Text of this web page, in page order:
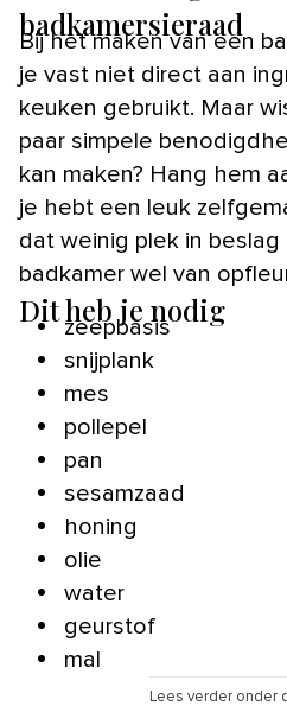
badkamersieraad
Bij het maken van een badkamersieraad denk
je vast niet direct aan
keuken gebruikt. Maar
paar simpele
kan maken? Hang hem
je hebt een leuk
dat weinig plek in beslag
badkamer wel van
Dit heb je nodig
zeepbasis
snijplank
mes
pollepel
pan
sesamzaad
honing
olie
water
geurstof
mal
Lees verder onder